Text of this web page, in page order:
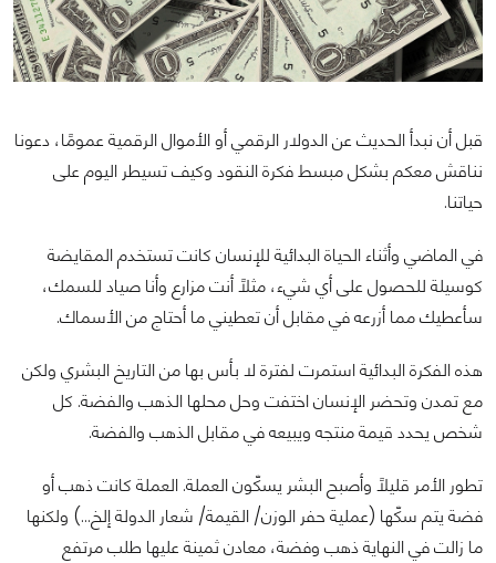
قبل أن نبدأ الحديث عن الدولار الرقمي أو الأموال الرقمية عمومًا، دعونا
نناقش معكم بشكل مبسط فكرة النقود وكيف تسيطر اليوم على
حياتنا.
في الماضي وأثناء الحياة البدائية للإنسان كانت تستخدم المقايضة
كوسيلة للحصول على أي شيء، مثلاً أنت مزارع وأنا صياد للسمك،
سأعطيك مما أزرعه في مقابل أن تعطيني ما أحتاج من الأسماك.
هذه الفكرة البدائية استمرت لفترة لا بأس بها من التاريخ البشري ولكن
مع تمدن وتحضر الإنسان اختفت وحل محلها الذهب والفضة. كل
شخص يحدد قيمة منتجه ويبيعه في مقابل الذهب والفضة.
تطور الأمر قليلاً وأصبح البشر يسكّون العملة. العملة كانت ذهب أو
فضة يتم سكّها (عملية حفر الوزن/ القيمة/ شعار الدولة إلخ…) ولكنها
ما زالت في النهاية ذهب وفضة، معادن ثمينة عليها طلب مرتفع